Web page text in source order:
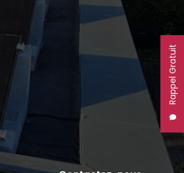
Rappel Gratuit
Charpente et couverture